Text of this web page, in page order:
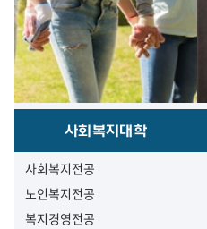
사회복지대학
사회복지전공
노인복지전공
복지경영전공